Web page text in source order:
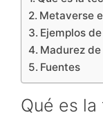
Si estÃ¡s
mÃ©todos de
PayPal, es
especializada
EspaÃ±a 2026
operadores
Metaverse
Ejemplos
Madurez
Fuentes
Qué es